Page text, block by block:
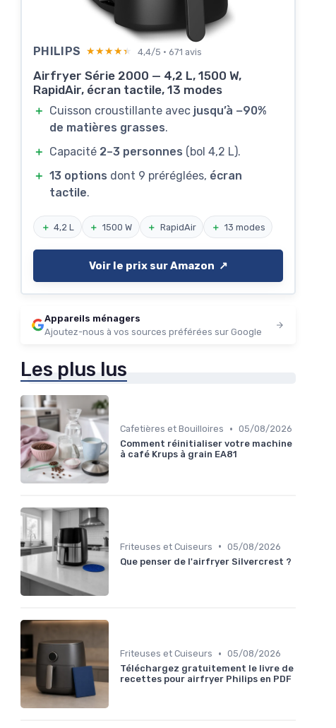
PHILIPS ★★★★★
★★★★★ 4,4/5 · 671 avis
Airfryer Série 2000 — 4,2 L, 1500 W,
RapidAir, écran tactile, 13 modes
＋ Cuisson croustillante avec jusqu’à −90%
de matières grasses.
＋ Capacité 2–3 personnes (bol 4,2 L).
＋ 13 options dont 9 préréglées, écran
tactile.
＋ 4,2 L ＋ 1500 W ＋ RapidAir ＋ 13 modes
Voir le prix sur Amazon ↗️
Appareils ménagers
Ajoutez-nous à vos sources préférées sur Google
Les plus lus
Cafetières et Bouilloires • 05/08/2026
Comment réinitialiser votre machine
à café Krups à grain EA81
Friteuses et Cuiseurs • 05/08/2026
Que penser de l'airfryer Silvercrest ?
Friteuses et Cuiseurs • 05/08/2026
Téléchargez gratuitement le livre de
recettes pour airfryer Philips en PDF